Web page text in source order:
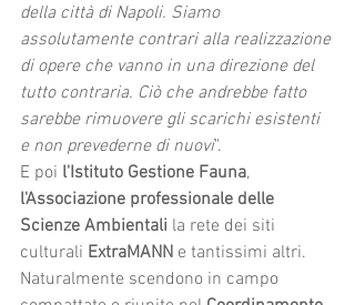
della città di Napoli. Siamo
assolutamente contrari alla realizzazione
di opere che vanno in una direzione del
tutto contraria. Ciò che andrebbe fatto
sarebbe rimuovere gli scarichi esistenti
e non prevederne di nuovi".
E poi l'Istituto Gestione Fauna,
l'Associazione professionale delle
Scienze Ambientali la rete dei siti
culturali ExtraMANN e tantissimi altri.
Naturalmente scendono in campo